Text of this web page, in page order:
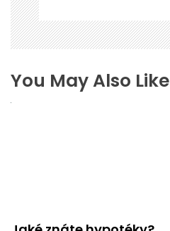
You May Also Like